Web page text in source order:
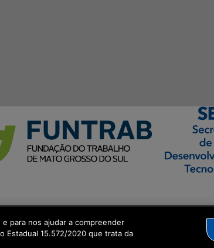
Digital
para nos ajudar a compreender
Estadual 15.572/2020 que trata da